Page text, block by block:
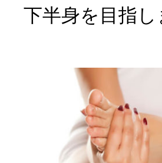
下半身を目指し